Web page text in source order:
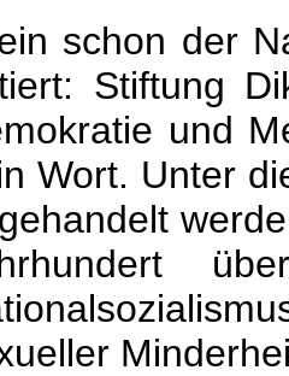
schon der
Stiftung
und
Wort. Unter